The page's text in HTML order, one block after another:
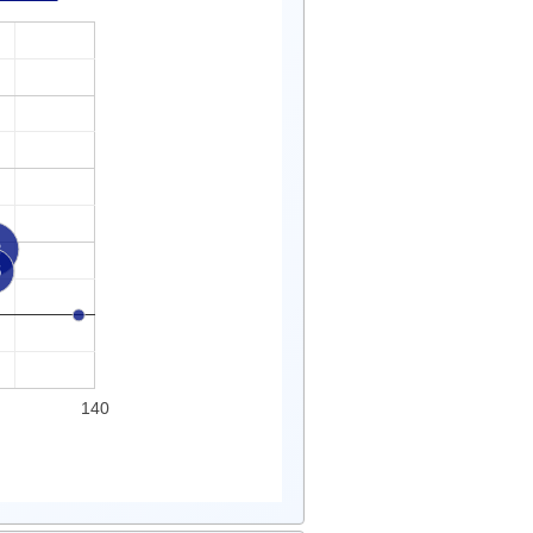
140